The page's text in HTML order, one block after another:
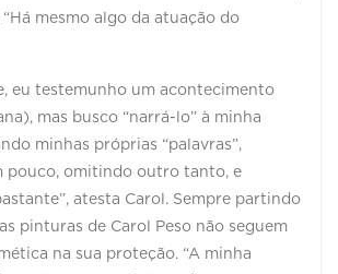
mesmo algo da atuação do
eu testemunho um acontecimento
mas busco “narrá-lo” à minha
minhas próprias “palavras”,
pouco, omitindo outro tanto, e
atesta Carol. Sempre partindo
pinturas de Carol Peso não seguem
na sua proteção. “A minha